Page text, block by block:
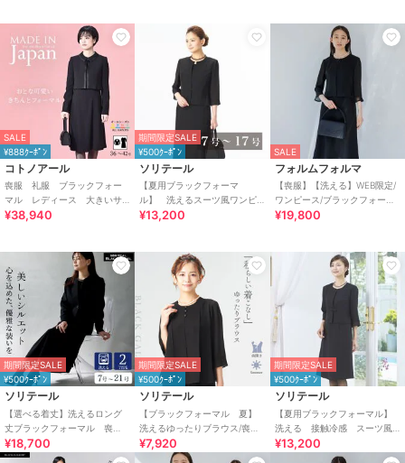
SALE
¥888ｸｰﾎﾟﾝ
コトノアール
喪服 礼服 ブラックフォー
マル レディース 大きいサ
イズ 夏 夏用 日本製
¥38,940
期間限定SALE
¥500ｸｰﾎﾟﾝ
ソリテール
【夏用ブラックフォーマ
ル】 洗えるスーツ風ワンピ
ース/レディース/喪服/礼服/法
¥13,200
SALE
フォルムフォルマ
【喪服】【洗える】WEB限定/
ワンピース/ブラックフォーマ
ル/夏
¥19,800
期間限定SALE
¥500ｸｰﾎﾟﾝ
ソリテール
【選べる着丈】洗えるロング
丈ブラックフォーマル 喪
服 礼服 卒業式 卒園式
¥18,700
期間限定SALE
¥500ｸｰﾎﾟﾝ
ソリテール
【ブラックフォーマル 夏】
洗えるゆったりブラウス/喪服/
礼服/レディース/法事/卒業式
¥7,920
期間限定SALE
¥500ｸｰﾎﾟﾝ
ソリテール
【夏用ブラックフォーマル】
洗える 接触冷感 スーツ風
前開きサマーフォーマルワン
ピース/喪服/礼服
¥13,200